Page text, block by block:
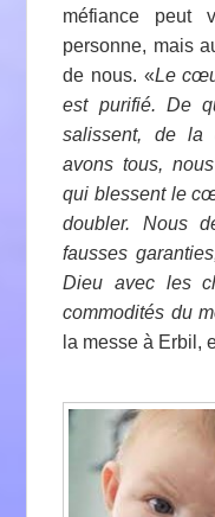
méfiance peut
personne, mais
de nous. «Le
est purifié. De
salissent, de la
avons tous,
qui blessent le
doubler. Nous
fausses
Dieu avec les
commodités du
la messe à Erbil,